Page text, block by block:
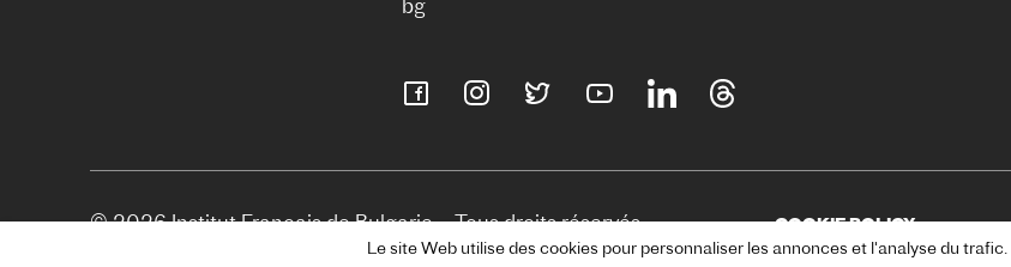
© 2026 Institut Français de Bulgarie – Tous droits réservés.
COOKIE POLICY
Le site Web utilise des cookies pour personnaliser les annonces et l'analyse du trafic.